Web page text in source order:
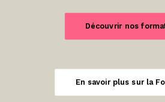
Découvrir nos
En savoir plus sur la